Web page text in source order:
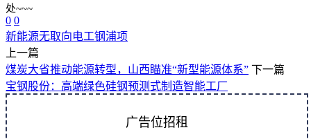
处~~~
0 0
新能源无取向电工钢浦项
上一篇
煤炭大省推动能源转型，山西瞄准“新型能源体系” 下一篇
宝钢股份：高端绿色硅钢预测式制造智能工厂
广告位招租